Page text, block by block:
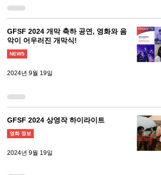
GFSF 2024 개막 축하 공연, 영화와 음
악이 어우러진 개막식!
NEWS
2024년 9월 19일
GFSF 2024 상영작 하이라이트
영화 정보
2024년 9월 19일